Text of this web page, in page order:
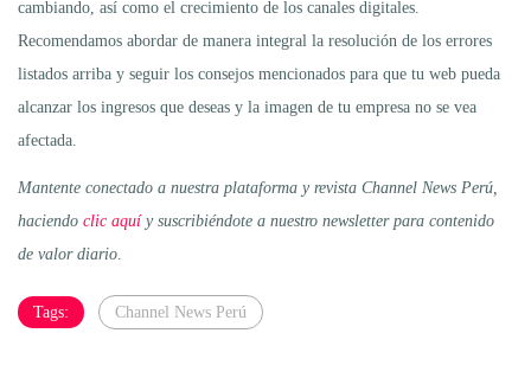
cambiando, así como el crecimiento de los canales digitales.
Recomendamos abordar de manera integral la resolución de los errores
listados arriba y seguir los consejos mencionados para que tu web pueda
alcanzar los ingresos que deseas y la imagen de tu empresa no se vea
afectada.
Mantente conectado a nuestra plataforma y revista Channel News Perú,
haciendo clic aquíy suscribiéndote a nuestro newsletter para contenido
de valor diario
Tags: Channel News Perú